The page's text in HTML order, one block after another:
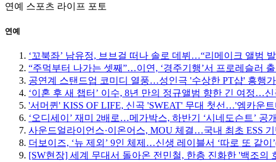
연예 스포츠 라이프 포토
연예
‘꼬북좌’ 남유정, 브브걸 떠나 솔로 데뷔…“리메이크 앨범
“주먹부터 나가는 셋째”…이연, ‘경주기행’서 프로레슬러
공연계 스탠드업 코미디 열풍…성인극 '수상한 PT샵' 흥행
‘이혼 후 새 챕터’ 이수, 8년 만의 정규앨범 향한 긴 여정…
'서머퀸' KISS OF LIFE, 신곡 'SWEAT' 무대 첫선…'엠카운
‘오디세이’ 재미 2배로…메가박스, 하반기 ‘시네도슨트’ 공개
사운드얼라이언스·이온어스, MOU 체결…국내 최초 ESS
더보이즈, ‘뉴 제외’ 9인 체제…신생 레이블서 ‘따로 또 같이
[SW현장] 세계 무대서 돌아온 전민철, 한층 진화한 '백조의